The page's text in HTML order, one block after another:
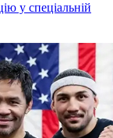
у спеціальній